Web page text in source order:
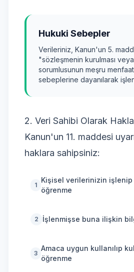
Hukuki Sebepler
Verileriniz, Kanun'un 5.
"sözleşmenin kurulması
sorumlusunun meşru
sebeplerine dayanılarak
2. Veri Sahibi Olarak
Kanun'un 11. maddesi
haklara sahipsiniz:
1
Kişisel verilerinizin
öğrenme
2 İşlenmişse buna ilişkin
3
Amaca uygun kullanılıp
öğrenme